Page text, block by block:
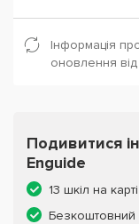
Інформація
оновлення
Подивитися
Enguide
13 шкіл на